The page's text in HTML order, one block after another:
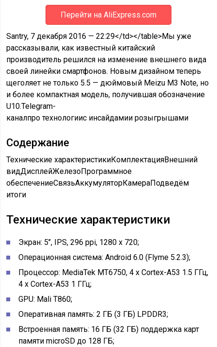
Перейти на AliExpress.com
Santry, 7 декабря 2016 — 22:29</td></table>Мы уже
рассказывали, как известный китайский
производитель решился на изменение внешнего вида
своей линейки смартфонов. Новым дизайном теперь
щеголяет не только 5.5 — дюймовый Meizu M3 Note, но
и более компактная модель, получившая обозначение
U10.Telegram-
каналпро технологиис инсайдамии розыгрышами
Содержание
Технические характеристикиКомплектацияВнешний
видДисплейЖелезоПрограммное
обеспечениеСвязьАккумуляторКамераПодведём
итоги
Технические характеристики
Экран: 5’’, IPS, 296 ppi, 1280 x 720;
Операционная система: Android 6.0 (Flyme 5.2.3);
Процессор: MediaTek MT6750, 4 x Cortex-A53 1.5 ГГц,
4 x Cortex-A53 1 ГГц;
GPU: Mali T860;
Оперативная память: 2 ГБ (3 ГБ) LPDDR3;
Встроенная память: 16 ГБ (32 ГБ) поддержка карт
памяти microSD до 128 ГБ;